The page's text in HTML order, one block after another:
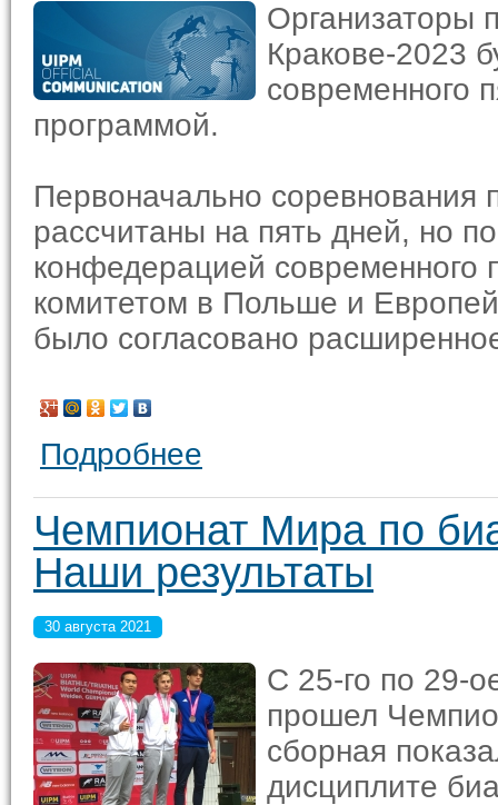
Организаторы
Кракове-2023
современного
программой.
Первоначально
рассчитаны на пять дней, но
конфедерацией современного
комитетом в Польше и
было согласовано
Подробнее
Чемпионат Мира по
Наши результаты
30 августа 2021
C 25-го по 29-
прошел
сборная
дисциплите